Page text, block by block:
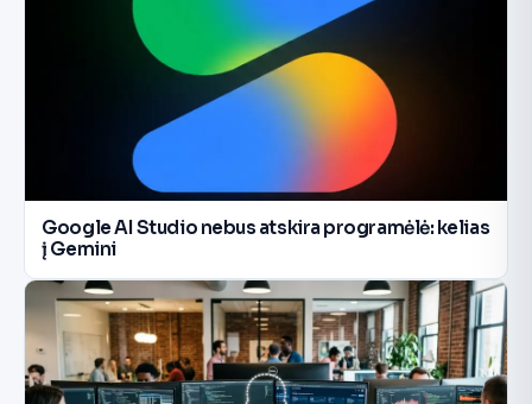
Google AI Studio nebus atskira programėlė: kelias
į Gemini